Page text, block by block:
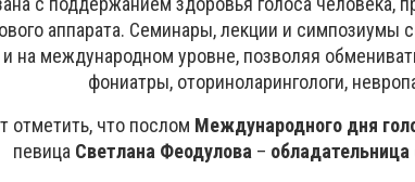
аппарата. Семинары, лекции и симпозиумы
и на международном уровне, позволяя
фониатры, оториноларингологи,
отметить, что послом Международного дня
певица Светлана Феодулова –